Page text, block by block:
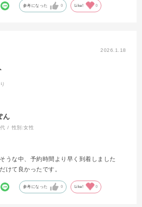
参考になった 0 Like! 0
2026.1.18
ん
性別:女性
うな中、予約時間より早く到着しました
けて良かったです。
参考になった 0 Like! 0